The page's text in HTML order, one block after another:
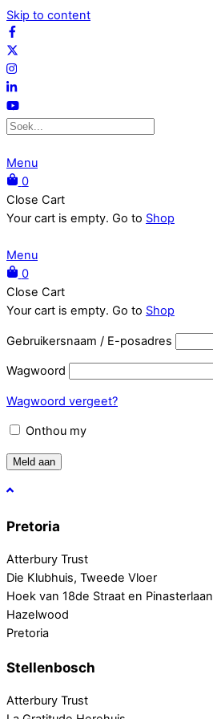
Skip to content
Menu
0
Close Cart
Your cart is empty. Go to Shop
Menu
0
Close Cart
Your cart is empty. Go to Shop
Gebruikersnaam / E-posadres
Wagwoord
Wagwoord vergeet?
Onthou my
Meld aan
Pretoria
Atterbury Trust
Die Klubhuis, Tweede Vloer
Hoek van 18de Straat en Pinasterlaan
Hazelwood
Pretoria
Stellenbosch
Atterbury Trust